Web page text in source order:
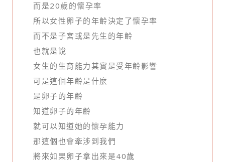
而是20歲的懷孕率
所以女性卵子的年齡決定了懷孕率
而不是子宮或是先生的年齡
也就是說
女生的生育能力其實是受年齡影響
可是這個年齡是什麼
是卵子的年齡
知道卵子的年齡
就可以知道她的懷孕能力
那這個也會牽涉到我們
將來如果卵子拿出來是40歲